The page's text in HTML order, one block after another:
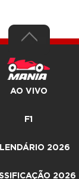
AO VIVO
F1
2026
2026